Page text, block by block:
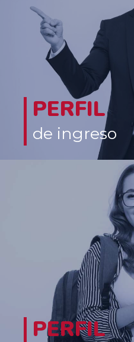
PERFIL
de ingreso
PERFIL